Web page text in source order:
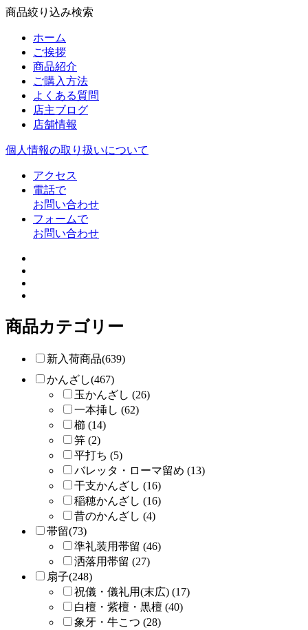
商品絞り込み検索
ホーム
ご挨拶
商品紹介
ご購入方法
よくある質問
店主ブログ
店舗情報
個人情報の取り扱いについて
アクセス
電話で
お問い合わせ
フォームで
お問い合わせ
商品カテゴリー
新入荷商品(639)
かんざし(467)
玉かんざし (26)
一本挿し (62)
櫛 (14)
笄 (2)
平打ち (5)
バレッタ・ローマ留め (13)
干支かんざし (16)
稲穂かんざし (16)
昔のかんざし (4)
帯留(73)
準礼装用帯留 (46)
洒落用帯留 (27)
扇子(248)
祝儀・儀礼用(末広) (17)
白檀・紫檀・黒檀 (40)
象牙・牛こつ (28)